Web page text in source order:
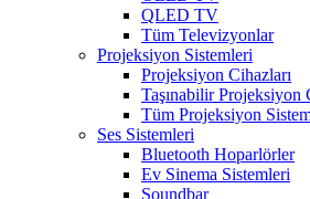
QLED TV
Tüm Televizyonlar
Projeksiyon Sistemleri
Projeksiyon Cihazları
Taşınabilir Projeksiyon
Tüm Projeksiyon
Ses Sistemleri
Bluetooth Hoparlörler
Ev Sinema Sistemleri
Soundbar